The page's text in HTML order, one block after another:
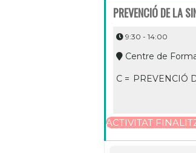
PREVENCIÓ DE LA
9:30 - 14:00
Centre de
C = PREVENCIÓ
ACTIVITAT